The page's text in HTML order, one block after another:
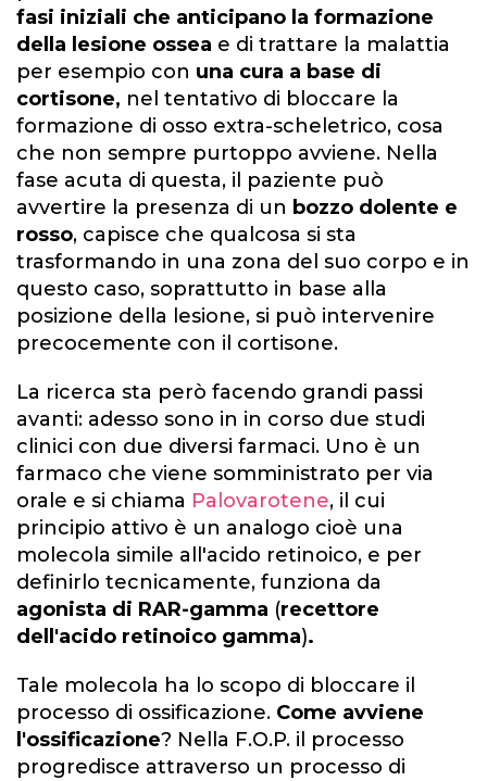
fasi iniziali che anticipano la formazione
della lesione ossea e di trattare la malattia
per esempio con una cura a base di
cortisone, nel tentativo di bloccare la
formazione di osso extra-scheletrico, cosa
che non sempre purtoppo avviene. Nella
fase acuta di questa, il paziente può
avvertire la presenza di un bozzo dolente e
rosso, capisce che qualcosa si sta
trasformando in una zona del suo corpo e in
questo caso, soprattutto in base alla
posizione della lesione, si può intervenire
precocemente con il cortisone.
La ricerca sta però facendo grandi passi
avanti: adesso sono in in corso due studi
clinici con due diversi farmaci. Uno è un
farmaco che viene somministrato per via
orale e si chiama Palovarotene, il cui
principio attivo è un analogo cioè una
molecola simile all'acido retinoico, e per
definirlo tecnicamente, funziona da
agonista di RAR-gamma (recettore
dell'acido retinoico gamma).
Tale molecola ha lo scopo di bloccare il
processo di ossificazione. Come avviene
l'ossificazione? Nella F.O.P. il processo
progredisce attraverso un processo di